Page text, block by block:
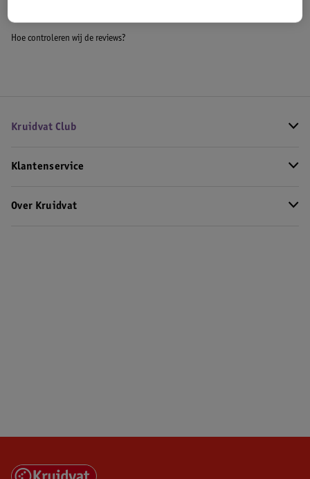
Hoe controleren wij de reviews?
Kruidvat Club
Klantenservice
Over Kruidvat